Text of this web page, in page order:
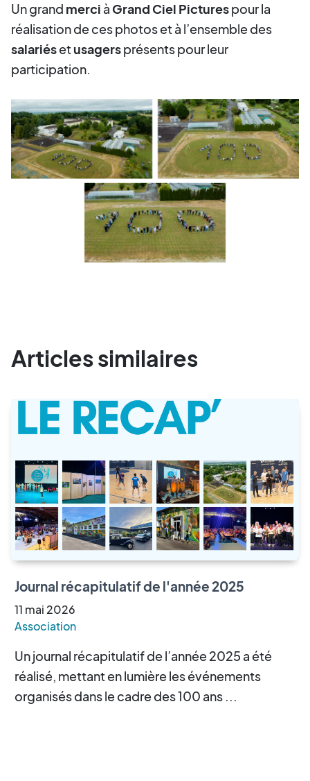
Un grand merci à Grand Ciel Picturespour la
réalisation de ces photos et à l’ensemble des
salariésetusagersprésents pour leur
participation.
Articles similaires
Journal récapitulatif de l'année 2025
11 mai 2026
Association
Un journal récapitulatif de l’année 2025 a été
réalisé, mettant en lumière les événements
organisés dans le cadre des 100 ans ...